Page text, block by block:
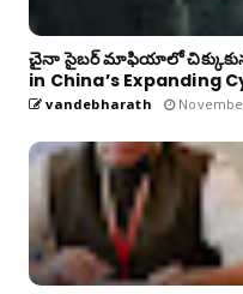
చైనా సైబర్ మాఫియాలో
in China’s Expanding
vandebharath